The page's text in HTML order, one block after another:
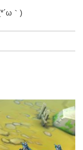
｀)